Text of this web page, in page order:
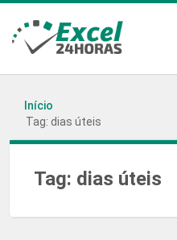
Início
Tag: dias úteis
Tag: dias úteis